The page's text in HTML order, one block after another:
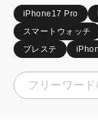
iPhone17 Pro
スマートウォッチ
プレステ